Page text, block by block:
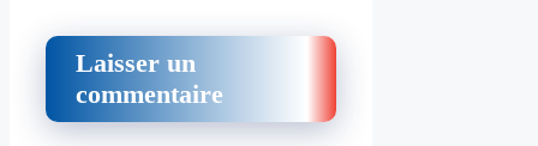
Laisser un
commentaire